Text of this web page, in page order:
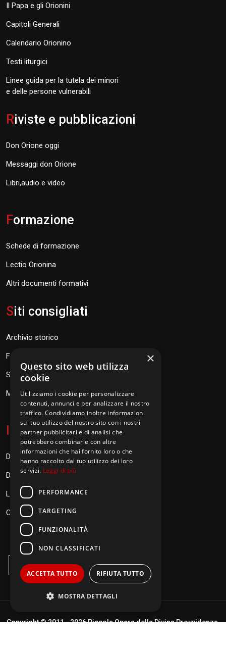
Il Papa e gli Orionini
Capitoli Generali
Calendario Orionino
Testi liturgici
Linee guida per la tutela dei minori
e delle persone vulnerabili
Riviste e pubblicazioni
Don Orione oggi
Messaggi don Orione
Libri,audio e video
Formazione
Schede di formazione
Lectio Orionina
Altri documenti formativi
Siti consigliati
Archivio storico
Fondazione Don Orione
SEV Orione 84
Messaggi don Orione
I nformazioni
Donazioni
Diventa Orionino
Link
Contatti
Copyright © 2011 -2026 Piccola Opera della Divina Provvidenza.
×
Questo sito web utilizza
cookie
Utilizziamo i cookie per personalizzare
contenuti, annunci e per analizzare il nostro
traffico. Condividiamo inoltre informazioni
sul tuo utilizzo del nostro sito con i nostri
partner pubblicitari e di analisi che
potrebbero combinarle con altre
informazioni che hai fornito loro o che
hanno raccolto dal tuo utilizzo dei loro
servizi. Leggi di più
PERFORMANCE
TARGETING
FUNZIONALITÀ
NON CLASSIFICATI
ACCETTA TUTTO RIFIUTA TUTTO
MOSTRA DETTAGLI